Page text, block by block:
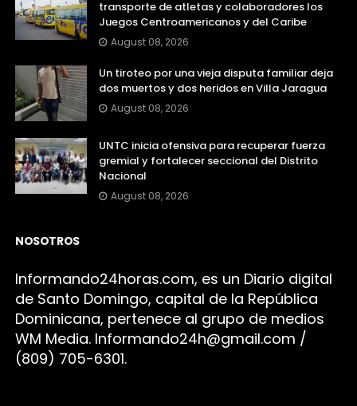
transporte de atletas y colaboradores los
Juegos Centroamericanos y del Caribe
August 08, 2026
Un tiroteo por una vieja disputa familiar deja
dos muertos y dos heridos en Villa Jaragua
August 08, 2026
UNTC inicia ofensiva para recuperar fuerza
gremial y fortalecer seccional del Distrito
Nacional
August 08, 2026
NOSOTROS
Informando24horas.com, es un Diario digital
de Santo Domingo, capital de la República
Dominicana, pertenece al grupo de medios
WM Media. Informando24h@gmail.com /
(809) 705-6301.